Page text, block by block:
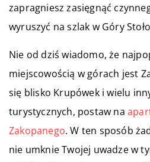
zapragniesz zasięgnąć
wyruszyć na szlak w Góry
Nie od dziś wiadomo, że
miejscowością w górach jest
się blisko Krupówek i wielu
turystycznych, postaw na
Zakopanego. W ten sposób
nie umknie Twojej uwadze w